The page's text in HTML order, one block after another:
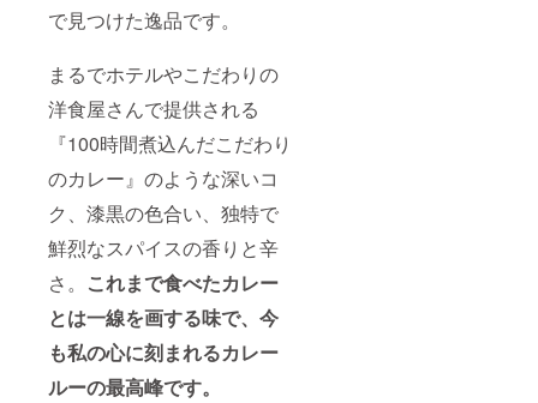
で見つけた逸品です。
まるでホテルやこだわりの
洋食屋さんで提供される
『100時間煮込んだこだわり
のカレー』のような深いコ
ク、漆黒の色合い、独特で
鮮烈なスパイスの香りと辛
さ。 これまで食べたカレー
とは一線を画する味で、今
も私の心に刻まれるカレー
ルーの最高峰です。